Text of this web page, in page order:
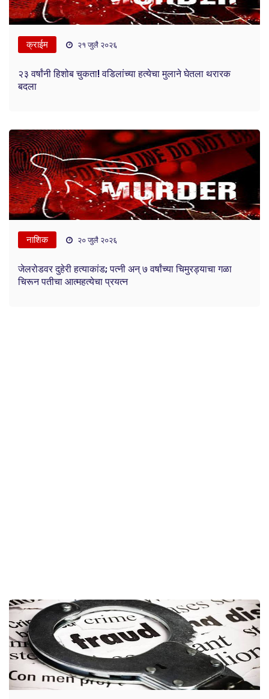
क्राईम २१ जुलै २०२६
२३ वर्षांनी हिशोब चुकता! वडिलांच्या हत्येचा मुलाने घेतला थरारक
बदला
नाशिक २० जुलै २०२६
जेलरोडवर दुहेरी हत्याकांड; पत्नी अन् ७ वर्षांच्या चिमुरड्याचा गळा
चिरून पतीचा आत्महत्येचा प्रयत्न